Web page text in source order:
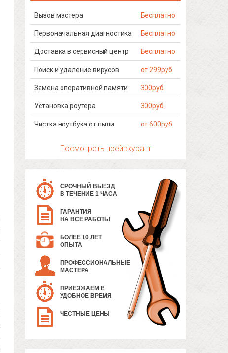
Вызов мастера Бесплатно
Первоначальная диагностика Бесплатно
Доставка в сервисный центр Бесплатно
Поиск и удаление вирусов от 299руб.
Замена оперативной памяти 300руб.
Установка роутера 300руб.
Чистка ноутбука от пыли от 600руб.
Посмотреть прейскурант
СРОЧНЫЙ ВЫЕЗД
В ТЕЧЕНИЕ 1 ЧАСА
ГАРАНТИЯ
НА ВСЕ РАБОТЫ
БОЛЕЕ 10 ЛЕТ
ОПЫТА
ПРОФЕССИОНАЛЬНЫЕ
МАСТЕРА
ПРИЕЗЖАЕМ В
УДОБНОЕ ВРЕМЯ
ЧЕСТНЫЕ ЦЕНЫ